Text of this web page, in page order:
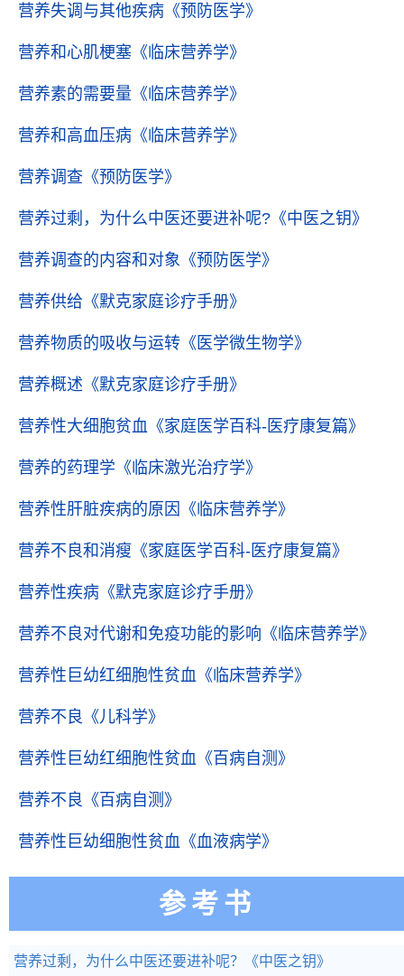
营养失调与其他疾病 《预防医学》
营养和心肌梗塞 《临床营养学》
营养素的需要量 《临床营养学》
营养和高血压病 《临床营养学》
营养调查 《预防医学》
营养过剩，为什么中医还要进补呢? 《中医之钥》
营养调查的内容和对象 《预防医学》
营养供给 《默克家庭诊疗手册》
营养物质的吸收与运转 《医学微生物学》
营养概述 《默克家庭诊疗手册》
营养性大细胞贫血 《家庭医学百科-医疗康复篇》
营养的药理学 《临床激光治疗学》
营养性肝脏疾病的原因 《临床营养学》
营养不良和消瘦 《家庭医学百科-医疗康复篇》
营养性疾病 《默克家庭诊疗手册》
营养不良对代谢和免疫功能的影响 《临床营养学》
营养性巨幼红细胞性贫血 《临床营养学》
营养不良 《儿科学》
营养性巨幼红细胞性贫血 《百病自测》
营养不良 《百病自测》
营养性巨幼细胞性贫血 《血液病学》
参考书
营养过剩，为什么中医还要进补呢？ 《中医之钥》